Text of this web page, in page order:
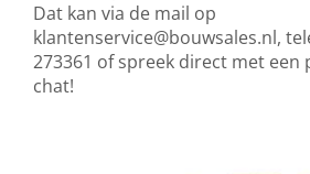
Dat kan via de mail op
klantenservice@bouwsales.nl,
273361 of spreek direct met een
chat!